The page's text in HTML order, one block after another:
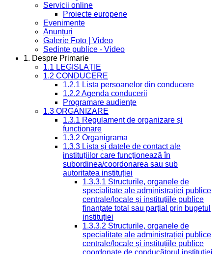
Servicii online
Proiecte europene
Evenimente
Anunțuri
Galerie Foto | Video
Sedinte publice - Video
1. Despre Primarie
1.1 LEGISLAȚIE
1.2 CONDUCERE
1.2.1 Lista persoanelor din conducere
1.2.2 Agenda conducerii
Programare audiențe
1.3 ORGANIZARE
1.3.1 Regulament de organizare și
funcționare
1.3.2 Organigrama
1.3.3 Lista și datele de contact ale
instituțiilor care funcționează în
subordinea/coordonarea sau sub
autoritatea instituției
1.3.3.1 Structurile, organele de
specialitate ale administrației publice
centrale/locale și instituțiile publice
finanțate total sau parțial prin bugetul
instituției
1.3.3.2 Structurile, organele de
specialitate ale administrației publice
centrale/locale și instituțiile publice
coordonate de conducătorul instituției